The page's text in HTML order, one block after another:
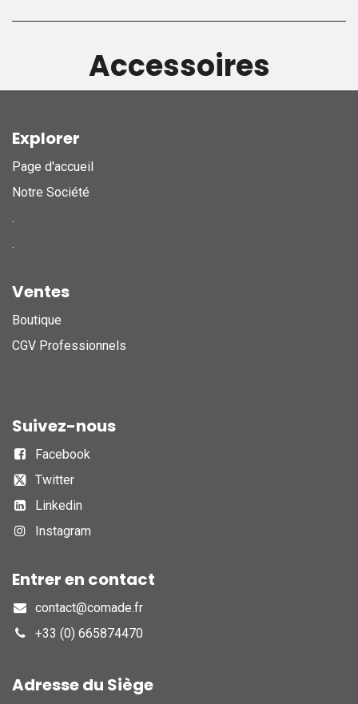
Accessoires
Explorer
Page d'accueil
Notre Société
.
.
Ventes
Boutique
CGV Professionnels
Suivez-nous
Facebook
Twitter
Linkedin
Instagram
Entrer en contact
contact@comade.fr
+33 (0) 665874470
Adresse du Siège